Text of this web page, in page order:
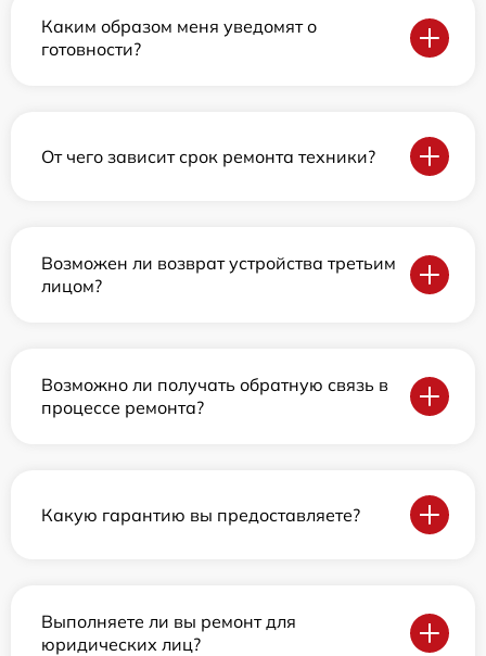
Каким образом меня уведомят о
готовности?
От чего зависит срок ремонта техники?
Возможен ли возврат устройства третьим
лицом?
Возможно ли получать обратную связь в
процессе ремонта?
Какую гарантию вы предоставляете?
Выполняете ли вы ремонт для
юридических лиц?